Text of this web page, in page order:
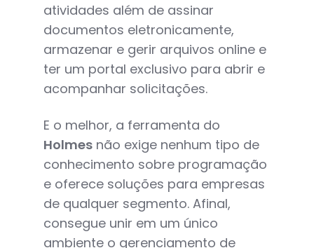
atividades além de assinar
documentos eletronicamente,
armazenar e gerir arquivos online e
ter um portal exclusivo para abrir e
acompanhar solicitações.
E o melhor, a ferramenta do
Holmes não exige nenhum tipo de
conhecimento sobre programação
e oferece soluções para empresas
de qualquer segmento. Afinal,
consegue unir em um único
ambiente o gerenciamento de